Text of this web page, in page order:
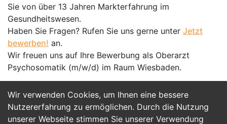
Wir verwenden Cookies, um Ihnen eine bessere
Nutzererfahrung zu ermöglichen. Durch die Nutzung
unserer Webseite stimmen Sie unserer Verwendung
Sie von über 13 Jahren Markterfahrung im
Gesundheitswesen.
Haben Sie Fragen? Rufen Sie uns gerne unter Jetzt
bewerben! an.
Wir freuen uns auf Ihre Bewerbung als Oberarzt
Psychosomatik (m/w/d) im Raum Wiesbaden.
Jetzt Bewerben